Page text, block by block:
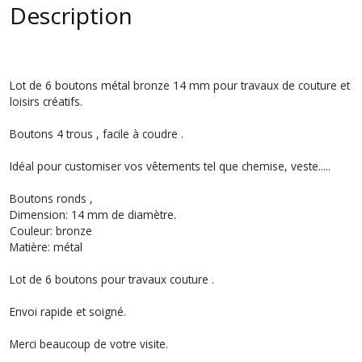
Description
Lot de 6 boutons métal bronze 14 mm pour travaux de couture et
loisirs créatifs.
Boutons 4 trous , facile à coudre .
Idéal pour customiser vos vêtements tel que chemise, veste.....
Boutons ronds ,
Dimension: 14 mm de diamètre.
Couleur: bronze
Matière: métal
Lot de 6 boutons pour travaux couture .
Envoi rapide et soigné.
Merci beaucoup de votre visite.